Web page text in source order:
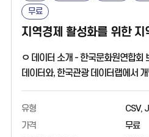
무료
지역경제 활성화를 위한 지
ㅇ 데이터 소개 - 한국문화원연합회 보유 지역문화 콘텐츠
데이터와, 한국관광 데이터랩에서
산업연구원이 2022년 11월 발표한
분류하였습니다. - 소멸선제대응 57개 지역, 소멸예방 66개 지역,
유형
CSV,
가격
무료